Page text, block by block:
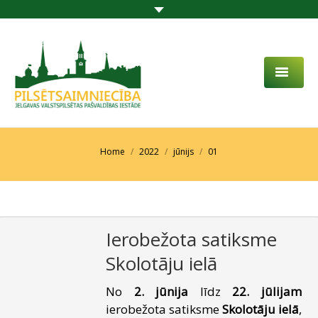
PAR MUMS
PAKALPOJUMI
SABIEDRĪBAS LĪDZDALĪBA
KONTAKTI
Home 2022 jūnijs 01
Ierobežota satiksme
Skolotāju ielā
No 2. jūnija līdz 22. jūlijam
ierobežota satiksmeSkolotāju ielā,